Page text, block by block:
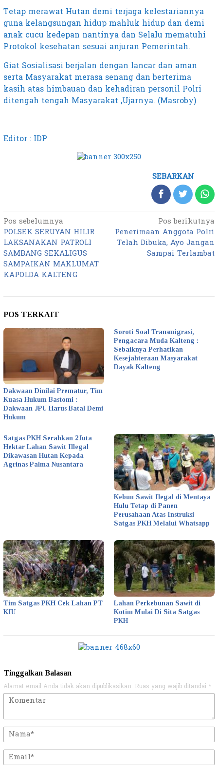
Tetap merawat Hutan demi terjaga kelestariannya
guna kelangsungan hidup mahluk hidup dan demi
anak cucu kedepan nantinya dan Selalu mematuhi
Protokol kesehatan sesuai anjuran Pemerintah.
Giat Sosialisasi berjalan dengan lancar dan aman
serta Masyarakat merasa senang dan berterima
kasih atas himbauan dan kehadiran personil Polri
ditengah tengah Masyarakat ,Ujarnya. (Masroby)
Editor : IDP
SEBARKAN
Navigasi
pos
Pos sebelumnya
POLSEK SERUYAN HILIR
LAKSANAKAN PATROLI
SAMBANG SEKALIGUS
SAMPAIKAN MAKLUMAT
KAPOLDA KALTENG
Pos berikutnya
Penerimaan Anggota Polri
Telah Dibuka, Ayo Jangan
Sampai Terlambat
POS TERKAIT
Dakwaan Dinilai Prematur, Tim
Kuasa Hukum Bastomi :
Dakwaan JPU Harus Batal Demi
Hukum
Soroti Soal Transmigrasi,
Pengacara Muda Kalteng :
Sebaiknya Perhatikan
Kesejahteraan Masyarakat
Dayak Kalteng
Satgas PKH Serahkan 2Juta
Hektar Lahan Sawit Illegal
Dikawasan Hutan Kepada
Agrinas Palma Nusantara
Kebun Sawit Ilegal di Mentaya
Hulu Tetap di Panen
Perusahaan Atas Instruksi
Satgas PKH Melalui Whatsapp
Tim Satgas PKH Cek Lahan PT
KIU
Lahan Perkebunan Sawit di
Kotim Mulai Di Sita Satgas
PKH
Tinggalkan Balasan
Alamat email Anda tidak akan dipublikasikan. Ruas yang wajib ditandai *